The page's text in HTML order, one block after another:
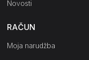
Novosti
RAČUN
Moja narudžba